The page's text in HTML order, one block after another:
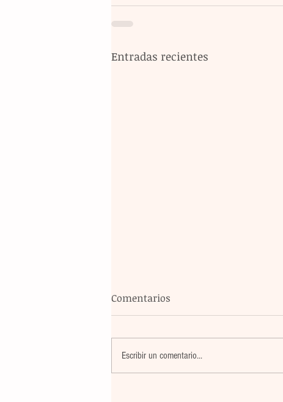
Entradas recientes
Comentarios
Escribir un comentario...